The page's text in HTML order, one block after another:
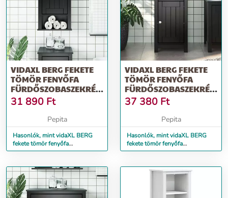
VIDAXL BERG FEKETE
TÖMÖR FENYŐFA
FÜRDŐSZOBASZEKRÉNY
40X27X71,5 CM
31 890 Ft
Pepita
Hasonlók, mint vidaXL BERG
fekete tömör fenyőfa
fürdőszobaszekrény
VIDAXL BERG FEKETE
TÖMÖR FENYŐFA
FÜRDŐSZOBASZEKRÉNY
40 X 34 X 80 CM
37 380 Ft
Pepita
Hasonlók, mint vidaXL BERG
fekete tömör fenyőfa
fürdőszobaszekrény 40 x 34 x